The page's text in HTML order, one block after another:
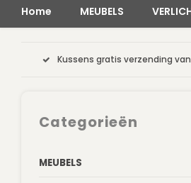
Home MEUBELS
Kussens gratis verzending
Categorieën
MEUBELS